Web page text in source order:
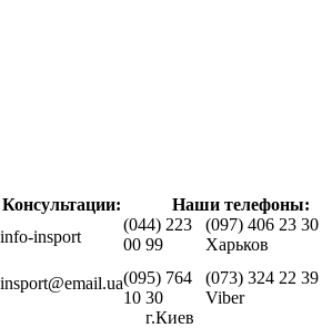
Консультации:
Наши телефоны:
info-insport
(044) 223
00 99
(097) 406 23 30
Харьков
insport@email.ua(095) 764
10 30
(073) 324 22 39
Viber
г.Киев